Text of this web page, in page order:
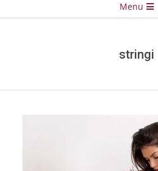
Menu
stringi